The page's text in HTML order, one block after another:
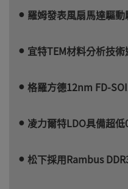
羅姆發表風扇馬達驅
宜特TEM材料分析技
格羅方德12nm FD-
凌力爾特LDO具備超
松下採用Rambus